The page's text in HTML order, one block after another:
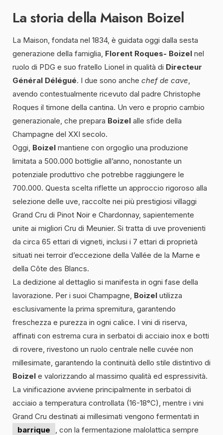
La storia della Maison Boizel
La Maison, fondata nel 1834, è guidata oggi dalla sesta
generazione della famiglia, Florent Roques- Boizel nel
ruolo di PDG e suo fratello Lionel in qualità di Directeur
Général Délégué. I due sono anche chef de cave
avendo contestualmente ricevuto dal padre Christophe
Roques il timone della cantina. Un vero e proprio cambio
generazionale, che prepara Boizel alle sfide della
Champagne del XXI secolo.
Oggi, Boizel mantiene con orgoglio una produzione
limitata a 500.000 bottiglie all’anno, nonostante un
potenziale produttivo che potrebbe raggiungere le
700.000. Questa scelta riflette un approccio rigoroso alla
selezione delle uve, raccolte nei più prestigiosi villaggi
Grand Cru di Pinot Noir e Chardonnay, sapientemente
unite ai migliori Cru di Meunier. Si tratta di uve provenienti
da circa 65 ettari di vigneti, inclusi i 7 ettari di proprietà
situati nei terroir d’eccezione della Vallée de la Marne e
della Côte des Blancs.
La dedizione al dettaglio si manifesta in ogni fase della
lavorazione. Per i suoi Champagne, Boizel utilizza
esclusivamente la prima spremitura, garantendo
freschezza e purezza in ogni calice. I vini di riserva,
affinati con estrema cura in serbatoi di acciaio inox e botti
di rovere, rivestono un ruolo centrale nelle cuvée non
millesimate, garantendo la continuità dello stile distintivo di
Boizel e valorizzando al massimo qualità ed espressività.
La vinificazione avviene principalmente in serbatoi di
acciaio a temperatura controllata (16-18°C), mentre i vini
Grand Cru destinati ai millesimati vengono fermentati in
barrique
, con la fermentazione malolattica sempre